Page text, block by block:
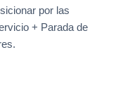
por las
+ Parada de